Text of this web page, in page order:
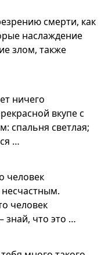
смерти, как
наслаждение
злом, также
ничего
вкупе с
спальня светлая;
…
человек
человек
знай, что это …